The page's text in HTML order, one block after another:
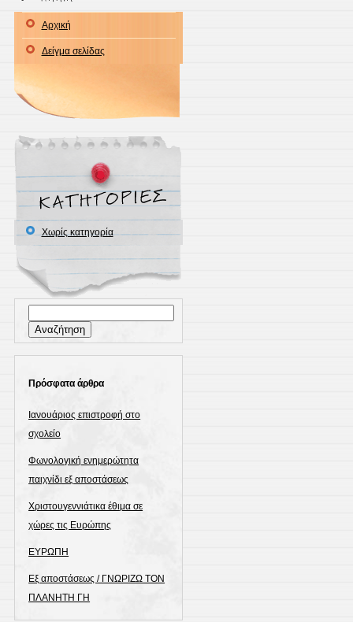
Αρχική
Δείγμα σελίδας
Χωρίς κατηγορία
για:
Πρόσφατα άρθρα
Ιανουάριος επιστροφή στο
σχολείο
Φωνολογική ενημερώτητα
παιχνίδι εξ αποστάσεως
Χριστουγεννιάτικα έθιμα σε
χώρες τις Ευρώπης
ΕΥΡΩΠΗ
Εξ αποστάσεως / ΓΝΩΡΙΖΩ ΤΟΝ
ΠΛΑΝΗΤΗ ΓΗ